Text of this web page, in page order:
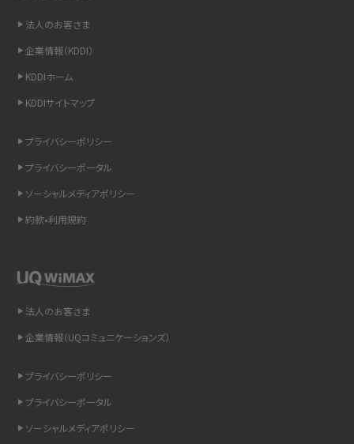
非通知設定とは？184で電話をかける方法やiPhone・Androidの設定を解説
スマホのウィジェットとは？iPhone・Androidの設定方法やおススメを紹介
リプライ機能とは？LINE、X（旧Twitter）、Instagram、TikTokで送る方法を解説
インスタのDMの送り方は？便利機能の使い方や注意点をわかりやすく解説
Bluetooth®とは？Wi-Fiとの違いやスマホ・PCとの接続方法を解説
「iPhoneを探す」の使い方と設定方法を紹介！ブラウザやアプリから探す方法を
紹介
法人のお客さま
企業情報（KDDI）
KDDIホーム
KDDIサイトマップ
プライバシーポリシー
プライバシーポータル
ソーシャルメディアポリシー
約款•利用規約
法人のお客さま
企業情報（UQコミュニケーションズ）
プライバシーポリシー
プライバシーポータル
ソーシャルメディアポリシー